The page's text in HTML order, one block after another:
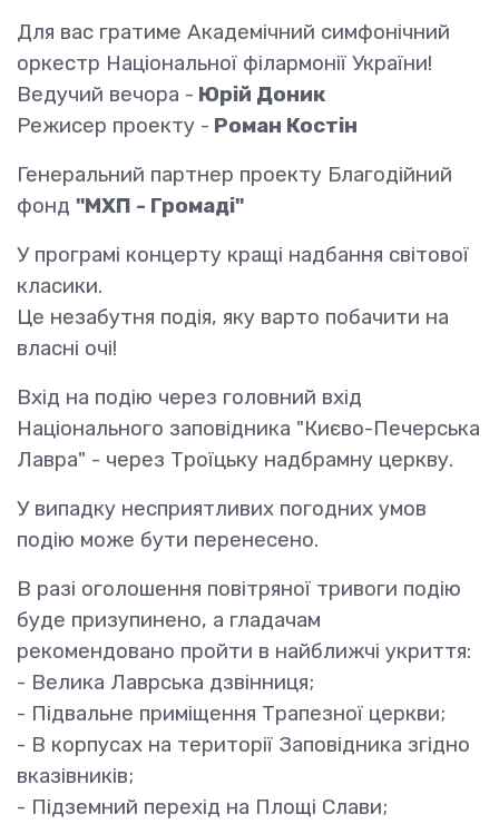
Для вас гратиме Академічний симфонічний
оркестр Національної філармонії України!
Ведучий вечора - Юрій Доник
Режисер проекту - Роман Костін
Генеральний партнер проекту Благодійний
фонд "МХП - Громаді"
У програмі концерту кращі надбання світової
класики.
Це незабутня подія, яку варто побачити на
власні очі!
Вхід на подію через головний вхід
Національного заповідника "Києво-Печерська
Лавра" - через Троїцьку надбрамну церкву.
У випадку несприятливих погодних умов
подію може бути перенесено.
В разі оголошення повітряної тривоги подію
буде призупинено, а гладачам
рекомендовано пройти в найближчі укриття:
- Велика Лаврська дзвінниця;
- Підвальне приміщення Трапезної церкви;
- В корпусах на території Заповідника згідно
вказівників;
- Підземний перехід на Площі Слави;